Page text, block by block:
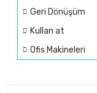
Geri Dönüşüm
Kullan at
Ofis Makineleri